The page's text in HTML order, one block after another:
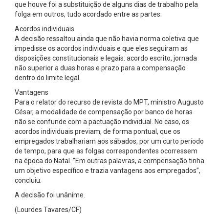
que houve foi a substituição de alguns dias de trabalho pela
folga em outros, tudo acordado entre as partes.
Acordos individuais
A decisão ressaltou ainda que não havia norma coletiva que
impedisse os acordos individuais e que eles seguiram as
disposições constitucionais e legais: acordo escrito, jornada
não superior a duas horas e prazo para a compensação
dentro do limite legal.
Vantagens
Para o relator do recurso de revista do MPT, ministro Augusto
César, a modalidade de compensação por banco de horas
não se confunde com a pactuação individual. No caso, os
acordos individuais previam, de forma pontual, que os
empregados trabalhariam aos sábados, por um curto período
de tempo, para que as folgas correspondentes ocorressem
na época do Natal. “Em outras palavras, a compensação tinha
um objetivo específico e trazia vantagens aos empregados”,
concluiu.
A decisão foi unânime.
(Lourdes Tavares/CF)